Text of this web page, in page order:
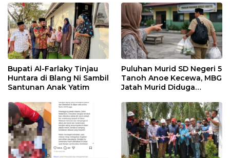
Bupati Al-Farlaky Tinjau
Huntara di Blang Ni Sambil
Santunan Anak Yatim
Puluhan Murid SD Negeri 5
Tanoh Anoe Kecewa, MBG
Jatah Murid Diduga